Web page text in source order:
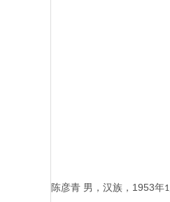
陈彦青 男，汉族， 1953年1